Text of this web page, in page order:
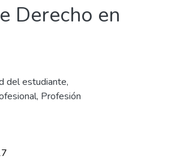
Derecho en
del estudiante,
, Profesión